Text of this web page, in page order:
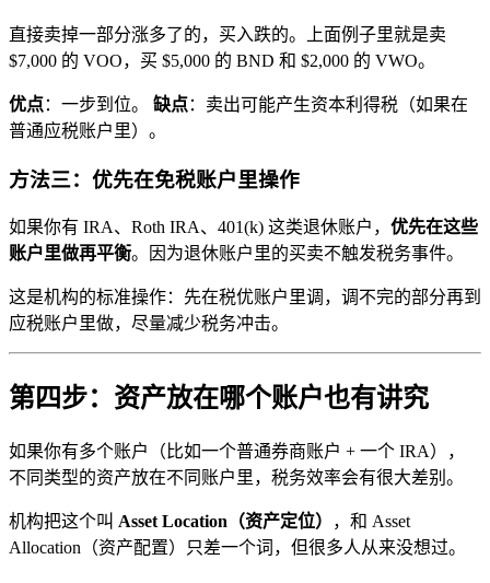
直接卖掉一部分涨多了的，买入跌的。上面例子里就是卖
$7,000 的 VOO，买 $5,000 的 BND 和 $2,000 的 VWO。
优点：一步到位。 缺点：卖出可能产生资本利得税（如果在
普通应税账户里）。
方法三：优先在免税账户里操作
如果你有 IRA、Roth IRA、401(k) 这类退休账户， 优先在这些
账户里做再平衡。因为退休账户里的买卖不触发税务事件。
这是机构的标准操作：先在税优账户里调，调不完的部分再到
应税账户里做，尽量减少税务冲击。
第四步：资产放在哪个账户也有讲究
如果你有多个账户（比如一个普通券商账户 + 一个 IRA），
不同类型的资产放在不同账户里，税务效率会有很大差别。
机构把这个叫 Asset Location（资产定位）
，和 Asset
Allocation（资产配置）只差一个词，但很多人从来没想过。